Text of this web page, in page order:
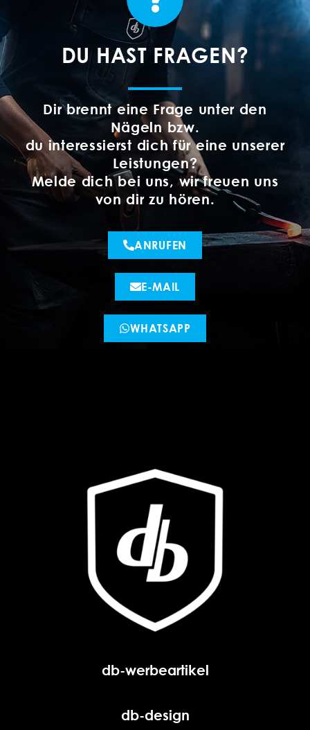
DU HAST FRAGEN?
Dir brennt eine Frage unter den
Nägeln bzw.
du interessierst dich für eine unserer
Leistungen?
Melde dich bei uns, wir freuen uns
von dir zu hören.
ANRUFEN
E-MAIL
WHATSAPP
db-werbeartikel
db-design